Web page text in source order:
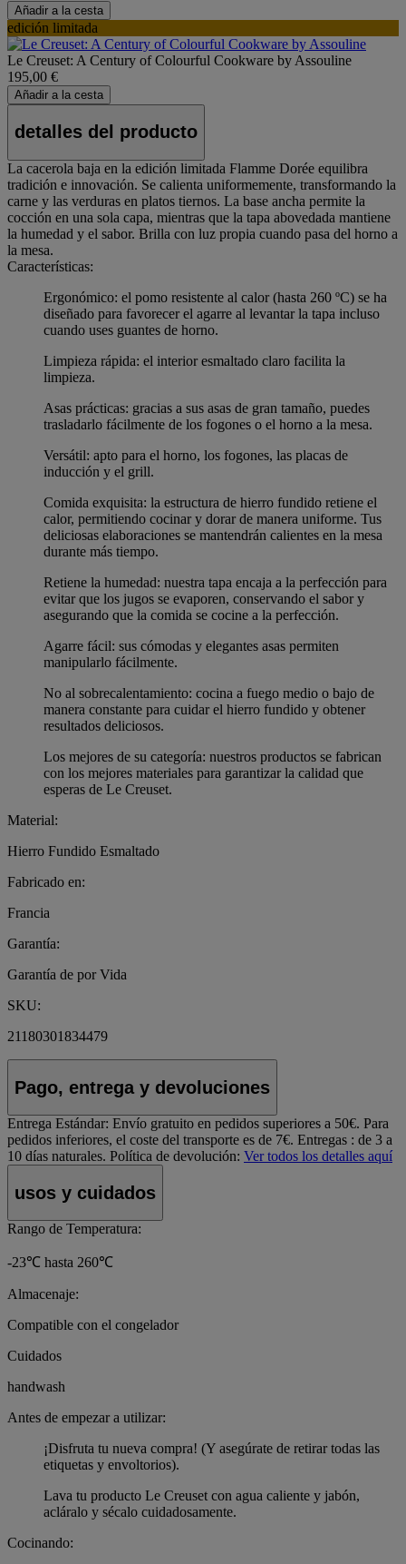
Añadir a la cesta
edición limitada
Le Creuset: A Century of Colourful Cookware by Assouline
195,00 €
Añadir a la cesta
detalles del producto
La cacerola baja en la edición limitada Flamme Dorée equilibra
tradición e innovación. Se calienta uniformemente, transformando la
carne y las verduras en platos tiernos. La base ancha permite la
cocción en una sola capa, mientras que la tapa abovedada mantiene
la humedad y el sabor. Brilla con luz propia cuando pasa del horno a
la mesa.
Características:
Ergonómico: el pomo resistente al calor (hasta 260 ºC) se ha
diseñado para favorecer el agarre al levantar la tapa incluso
cuando uses guantes de horno.
Limpieza rápida: el interior esmaltado claro facilita la
limpieza.
Asas prácticas: gracias a sus asas de gran tamaño, puedes
trasladarlo fácilmente de los fogones o el horno a la mesa.
Versátil: apto para el horno, los fogones, las placas de
inducción y el grill.
Comida exquisita: la estructura de hierro fundido retiene el
calor, permitiendo cocinar y dorar de manera uniforme. Tus
deliciosas elaboraciones se mantendrán calientes en la mesa
durante más tiempo.
Retiene la humedad: nuestra tapa encaja a la perfección para
evitar que los jugos se evaporen, conservando el sabor y
asegurando que la comida se cocine a la perfección.
Agarre fácil: sus cómodas y elegantes asas permiten
manipularlo fácilmente.
No al sobrecalentamiento: cocina a fuego medio o bajo de
manera constante para cuidar el hierro fundido y obtener
resultados deliciosos.
Los mejores de su categoría: nuestros productos se fabrican
con los mejores materiales para garantizar la calidad que
esperas de Le Creuset.
Material:
Hierro Fundido Esmaltado
Fabricado en:
Francia
Garantía:
Garantía de por Vida
SKU:
21180301834479
Pago, entrega y devoluciones
Entrega Estándar: Envío gratuito en pedidos superiores a 50€. Para
pedidos inferiores, el coste del transporte es de 7€. Entregas : de 3 a
10 días naturales. Política de devolución: Ver todos los detalles aquí
usos y cuidados
Rango de Temperatura:
-23℃ hasta 260℃
Almacenaje:
Compatible con el congelador
Cuidados
handwash
Antes de empezar a utilizar:
¡Disfruta tu nueva compra! (Y asegúrate de retirar todas las
etiquetas y envoltorios).
Lava tu producto Le Creuset con agua caliente y jabón,
acláralo y sécalo cuidadosamente.
Cocinando: